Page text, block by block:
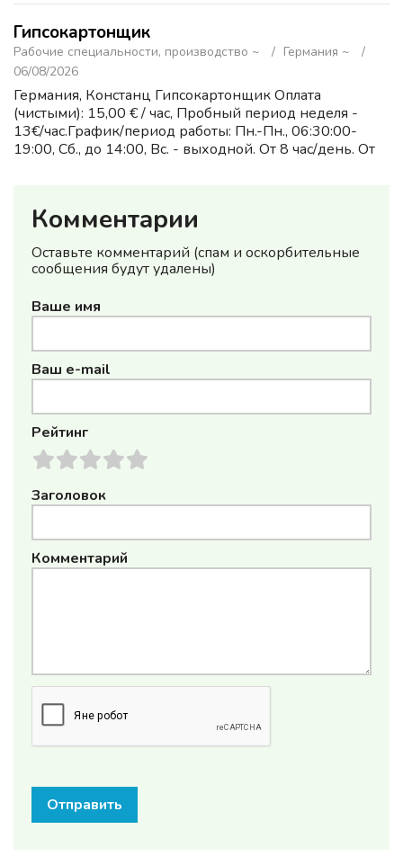
Гипсокартонщик
Рабочие специальности, производство ~
Германия ~
06/08/2026
Германия, Констанц Гипсокартонщик Оплата
(чистыми): 15,00 € / час, Пробный период неделя -
13€/час.График/период работы: Пн.-Пн., 06:30:00-
19:00, Сб., до 14:00, Вс. - выходной. От 8 час/день. От
Комментарии
Оставьте комментарий (спам и оскорбительные
сообщения будут удалены)
Ваше имя
Ваш e-mail
Рейтинг
Заголовок
Комментарий
Отправить